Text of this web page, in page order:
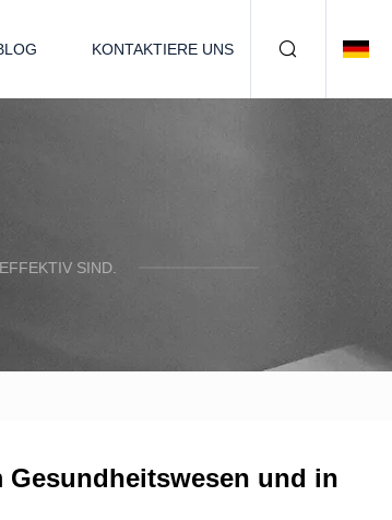
KONTAKTIERE UNS
SIND.
und in